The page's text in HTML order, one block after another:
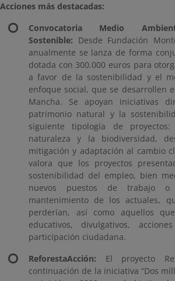
Acciones más destacadas:
Convocatoria Medio
Sostenible: Desde Fundación
anualmente se lanza de forma
dotada con 300.000 euros para
a favor de la sostenibilidad y el
enfoque social, que se desarrollen
Mancha. Se apoyan iniciativas
patrimonio natural y la
siguiente tipología de
naturaleza y la biodiversidad,
mitigación y adaptación al cambio
valora que los proyectos
sostenibilidad del empleo, bien
nuevos puestos de trabajo
mantenimiento de los actuales,
perderían, así como aquellos
educativos, divulgativos,
participación ciudadana.
ReforestaAcción: El proyecto
continuación de la iniciativa “Dos